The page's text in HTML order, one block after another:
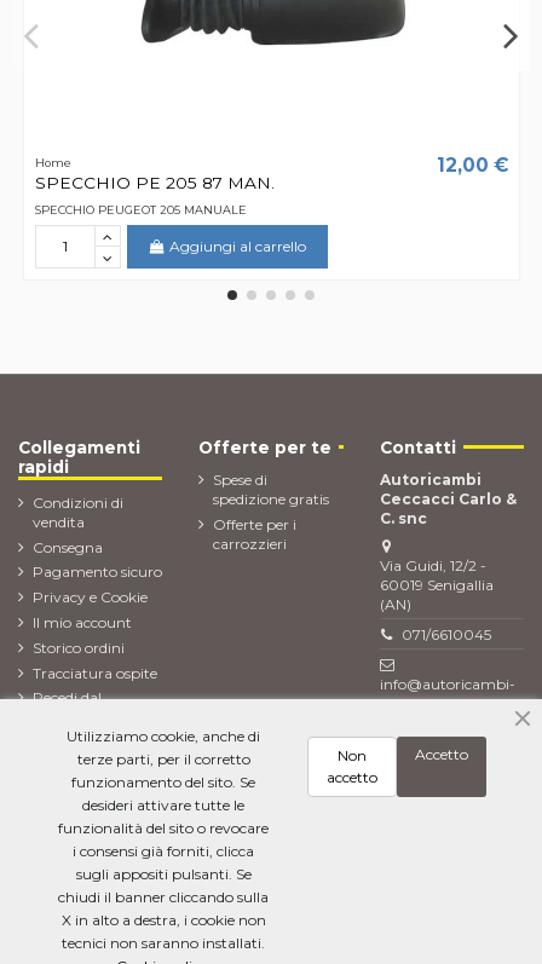
Home
SPECCHIO PE 205 87 MAN.
12,00 €
SPECCHIO PEUGEOT 205 MANUALE
Aggiungi al carrello
Collegamenti
rapidi
Condizioni di
vendita
Consegna
Pagamento sicuro
Privacy e Cookie
Il mio account
Storico ordini
Tracciatura ospite
Recedi dal
ordine)
Offerte per te
Spese di
spedizione gratis
Offerte per i
carrozzieri
Contatti
Autoricambi
Ceccacci Carlo &
C. snc
Via Guidi, 12/2 -
60019 Senigallia
(AN)
071/6610045
info@autoricambi-
ceccacci.it
Newsletter
Ho letto l'informativa sulla privacye accetto il trattamento dei miei dati
Utilizziamo cookie, anche di
terze parti, per il corretto
funzionamento del sito. Se
desideri attivare tutte le
funzionalità del sito o revocare
i consensi già forniti, clicca
sugli appositi pulsanti. Se
chiudi il banner cliccando sulla
X in alto a destra, i cookie non
tecnici non saranno installati.
Accetto
Non
accetto